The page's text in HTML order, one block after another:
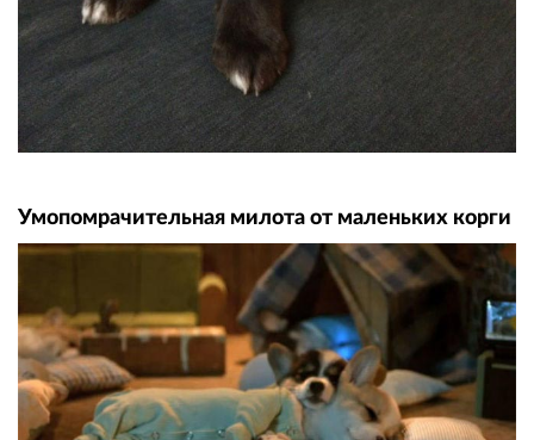
Умопомрачительная милота от маленьких корги